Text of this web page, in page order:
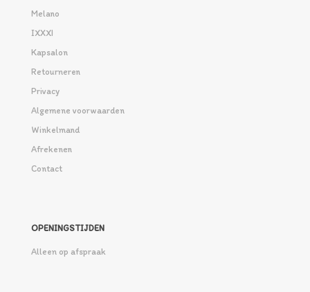
Melano
IXXXI
Kapsalon
Retourneren
Privacy
Algemene voorwaarden
Winkelmand
Afrekenen
Contact
OPENINGSTIJDEN
Alleen op afspraak